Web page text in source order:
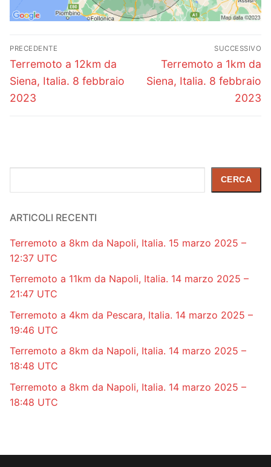
Navigazione
articoli
PRECEDENTE
Articolo
precedente:
Terremoto a 12km da
Siena, Italia. 8 febbraio
2023
SUCCESSIVO
Articolo
successivo:
Terremoto a 1km da
Siena, Italia. 8 febbraio
2023
CERCA
ARTICOLI RECENTI
Terremoto a 8km da Napoli, Italia. 15 marzo 2025 –
12:37 UTC
Terremoto a 11km da Napoli, Italia. 14 marzo 2025 –
21:47 UTC
Terremoto a 4km da Pescara, Italia. 14 marzo 2025 –
19:46 UTC
Terremoto a 8km da Napoli, Italia. 14 marzo 2025 –
18:48 UTC
Terremoto a 8km da Napoli, Italia. 14 marzo 2025 –
18:48 UTC